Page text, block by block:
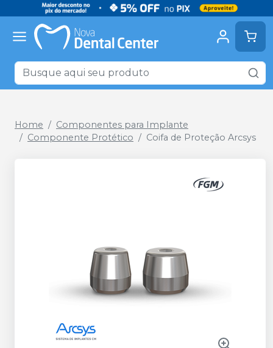
Home
Componentes para Implante
Componente Protético
Coifa de Proteção Arcsys